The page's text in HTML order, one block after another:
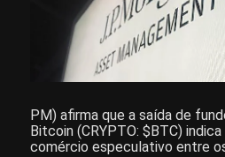
PM) afirma que a saída de
Bitcoin (CRYPTO: $BTC)
comércio especulativo entre